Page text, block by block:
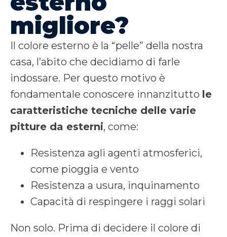
migliore?
Il colore esterno è la “pelle” della nostra
casa, l’abito che decidiamo di farle
indossare. Per questo motivo è
fondamentale conoscere innanzitutto le
caratteristiche tecniche delle varie
pitture da esterni, come:
Resistenza agli agenti atmosferici,
come pioggia e vento
Resistenza a usura, inquinamento
Capacità di respingere i raggi solari
Non solo. Prima di decidere il colore di